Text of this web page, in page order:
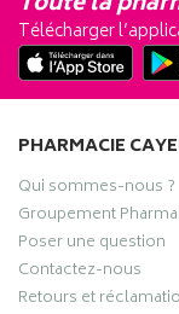
Télécharger
PHARMACIE
Qui sommes-nous ?
Groupement
Poser une question
Contactez-nous
Retours et